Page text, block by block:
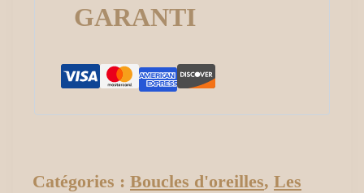
GARANTI
Catégories : Boucles d'oreilles, Les